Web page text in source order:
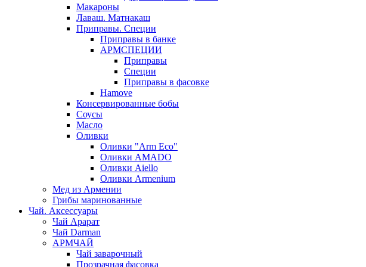
Макароны
Лаваш. Матнакаш
Приправы. Специи
Приправы в банке
АРМСПЕЦИИ
Приправы
Специи
Приправы в фасовке
Hamove
Консервированные бобы
Соусы
Масло
Оливки
Оливки "Arm Eco"
Оливки AMADO
Оливки Aiello
Оливки Armenium
Мед из Армении
Грибы маринованные
Чай. Аксессуары
Чай Арарат
Чай Darman
АРМЧАЙ
Чай заварочный
Прозрачная фасовка